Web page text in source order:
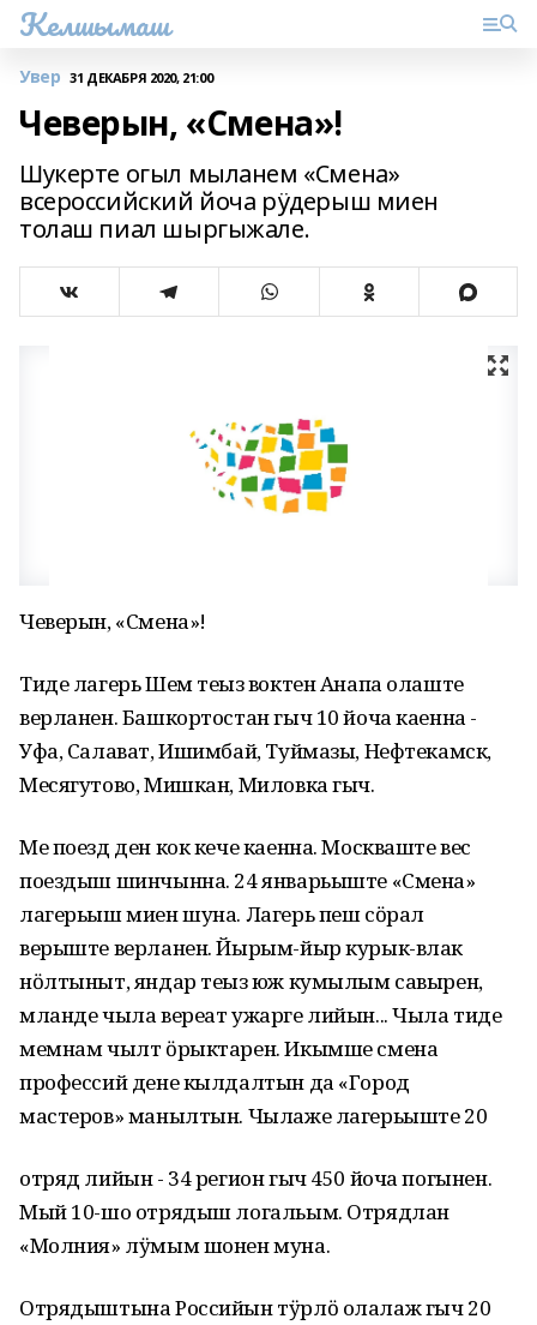
Келшымаш
Увер 31 ДЕКАБРЯ 2020, 21:00
Чеверын, «Смена»!
Шукерте огыл мыланем «Смена»
всероссийский йоча рӱдерыш миен
толаш пиал шыргыжале.
Чеверын, «Смена»!
Тиде лагерь Шем теҥыз воктен Анапа олаште
верланен. Башкортостан гыч 10 йоча каенна -
Уфа, Салават, Ишимбай, Туймазы, Нефтекамск,
Месягутово, Мишкан, Миловка гыч.
Ме поезд ден кок кече каенна. Москваште вес
поездыш шинчынна. 24 январьыште «Смена»
лагерьыш миен шуна. Лагерь пеш сӧрал
верыште верланен. Йырым-йыр курык-влак
нӧлтыныт, яндар теҥыз юж кумылым савырен,
мланде чыла вереат ужарге лийын... Чыла тиде
мемнам чылт ӧрыктарен. Икымше смена
профессий дене кылдалтын да «Город
мастеров» манылтын. Чылаже лагерьыште 20
отряд лийын - 34 регион гыч 450 йоча погынен.
Мый 10-шо отрядыш логальым. Отрядлан
«Молния» лӱмым шонен муна.
Отрядыштына Российын тӱрлӧ олалаж гыч 20